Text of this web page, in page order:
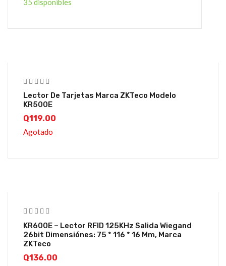
35 disponibles
Lector De Tarjetas Marca ZKTeco Modelo
KR500E
Q119.00
Agotado
KR600E – Lector RFID 125KHz Salida Wiegand
26bit Dimensiónes: 75 * 116 * 16 Mm, Marca
ZKTeco
Q136.00